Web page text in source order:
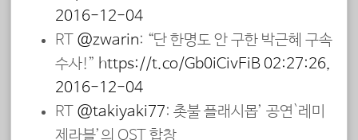
2016-12-04
RT @zwarin: “단 한명도 안 구한 박근혜 구속
수사!” https://t.co/Gb0iCivFiB 02:27:26,
2016-12-04
RT @takiyaki77: 촛불 플래시몹’ 공연`레미
제라블’의 OST 합창